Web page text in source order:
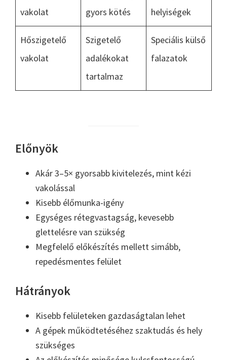
vakolat
gyors kötés
helyiségek
Hőszigetelő
vakolat
Szigetelő
adalékokat
tartalmaz
Speciális külső
falazatok
Előnyök
Akár 3–5× gyorsabb kivitelezés, mint kézi
vakolással
Kisebb élőmunka-igény
Egységes rétegvastagság, kevesebb
glettelésre van szükség
Megfelelő előkészítés mellett simább,
repedésmentes felület
Hátrányok
Kisebb felületeken gazdaságtalan lehet
A gépek működtetéséhez szaktudás és hely
szükséges